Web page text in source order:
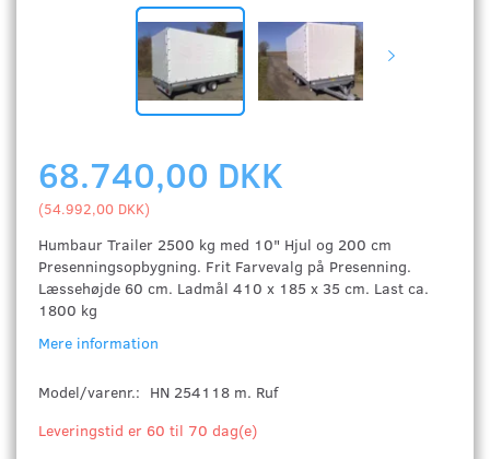
68.740,00 DKK
(54.992,00 DKK)
Humbaur Trailer 2500 kg med 10" Hjul og 200 cm
Presenningsopbygning. Frit Farvevalg på Presenning.
Læssehøjde 60 cm. Ladmål 410 x 185 x 35 cm. Last ca.
1800 kg
Mere information
Model/varenr.: HN 254118 m. Ruf
Leveringstid er 60 til 70 dag(e)